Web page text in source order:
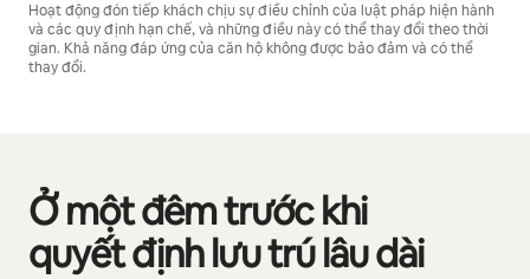
Hoạt động đón tiếp khách chịu sự điều chỉnh của luật pháp hiện hành
và các quy định hạn chế, và những điều này có thể thay đổi theo thời
gian. Khả năng đáp ứng của căn hộ không được bảo đảm và có thể
thay đổi.
Ở một đêm trước khi
quyết định lưu trú lâu dài
Đang hiển thị 0/0 mục